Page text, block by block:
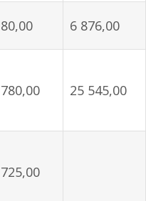
80,00 6 876,00
780,00 25 545,00
725,00